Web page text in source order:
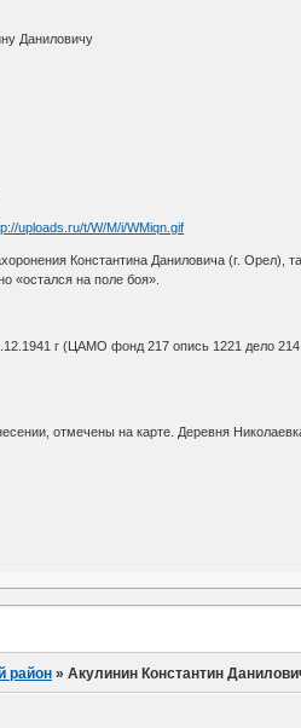
Даниловичу
Константина Даниловича (г. Орел),
«остался на поле боя».
г (ЦАМО фонд 217 опись 1221 дело
отмечены на карте. Деревня
район »Акулинин Константин